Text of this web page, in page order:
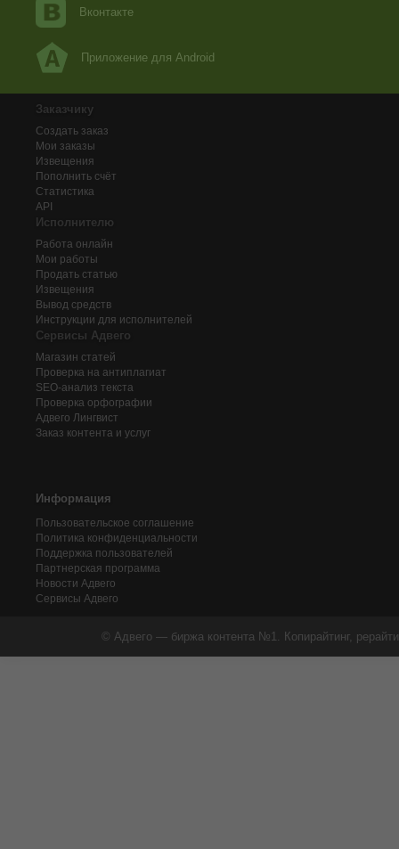
Вконтакте
Приложение для Android
Заказчику
Создать заказ
Мои заказы
Извещения
Пополнить счёт
Статистика
API
Исполнителю
Работа онлайн
Мои работы
Продать статью
Извещения
Вывод средств
Инструкции для исполнителей
Сервисы Адвего
Магазин статей
Проверка на антиплагиат
SEO-анализ текста
Проверка орфографии
Адвего Лингвист
Заказ контента и услуг
Информация
Пользовательское соглашение
Политика конфиденциальности
Поддержка пользователей
Партнерская программа
Новости Адвего
Сервисы Адвего
© Адвего — биржа контента №1. Копирайтинг,